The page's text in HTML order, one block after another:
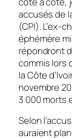
accusés de
(CPI). L’ex-
éphémère
répondront
commis lors
la Côte
novembre
3 000 morts
Selon
auraient